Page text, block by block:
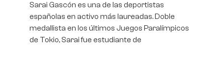
Sarai Gascón es una de las deportistas
españolas en activo más laureadas. Doble
medallista en los últimos Juegos Paralímpicos
de Tokio, Sarai fue estudiante de